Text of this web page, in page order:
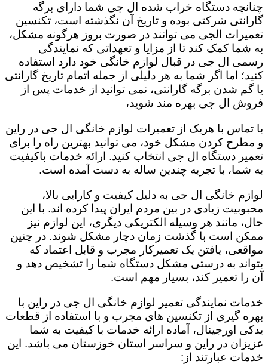
چنانچه دستگاه خراب شده ال جی شما دارای برگه
گارانتی شرکتی بوده و تاریخ آن نگذشته است، تکنسین
تعمیرات الجی می توانند در صورت بروز هرگونه مشکل،
به شما کمک کند تا از مزایا و تعهداتی که نمایندگی
رسمی ال جی در قبال لوازم خانگی خود دارد استفاده
کنید؛ اما اگر شما به هر دلیلی از جمله اتمام تاریخ گارانتی
یا گم شدن برگه گارانتی، نمی توانید از خدمات پس از
فروش ال جی بهره مند شوید،
با تماس با هریک از تعمیرات لوازم خانگی ال جی در راین
و مطرح کردن مشکل خود، می توانید بهترین راه را برای
تعمیر دستگاه ال جی انتخاب کنید. ارائه خدمات باکیفیت
به شما، با تجربه چندین ساله به دست آمده است.
لوازم خانگی ال جی به دلیل کیفیت و کارایی بالا،
محبوبیت زیادی در بین مردم ایران پیدا کرده اند. با این
حال، مانند هر وسیله الکتریکی دیگری، این لوازم نیز
ممکن است با گذشت زمان دچار مشکل شوند. در چنین
مواقعی، یافتن یک تعمیرکار مجرب و قابل اعتماد که
بتواند به درستی مشکل دستگاه شما را تشخیص دهد و
آن را تعمیر کند، بسیار مهم است.
خدمات نمایندگی تعمیر لوازم خانگی ال جی در راین با
بهره گیری از تکنسین های مجرب و با استفاده از قطعات
یدکی اورجینال، آماده ارائه خدمات با کیفیت به شما
عزیزان در راین و سراسر استان خوزستان می باشد. این
خدمات عبارتند از: